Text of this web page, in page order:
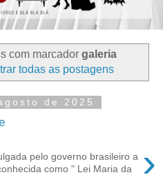
com marcador galeria
todas as postagens
de 2025
›
pelo governo brasileiro a
como " Lei Maria da